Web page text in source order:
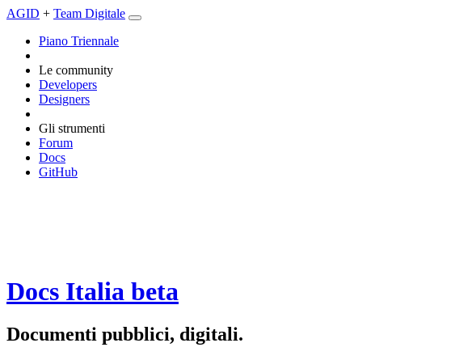
AGID + Team Digitale
Piano Triennale
Le community
Developers
Designers
Gli strumenti
Forum
Docs
GitHub
Docs Italia beta
Documenti pubblici, digitali.